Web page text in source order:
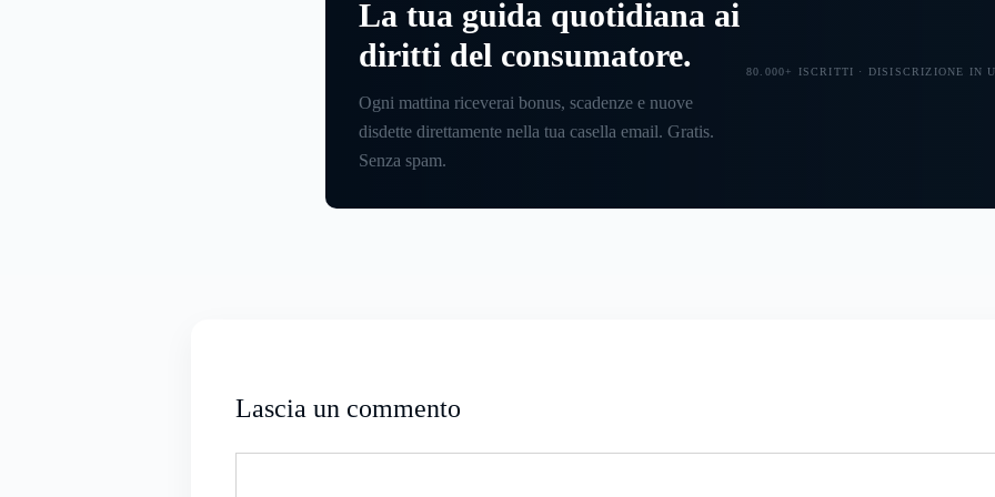
La tua guida quotidiana ai
diritti del consumatore.
Ogni mattina riceverai bonus, scadenze e nuove
disdette direttamente nella tua casella email. Gratis.
Senza spam.
80.000+ ISCRITTI · DISISCRIZIONE IN
Lascia un commento